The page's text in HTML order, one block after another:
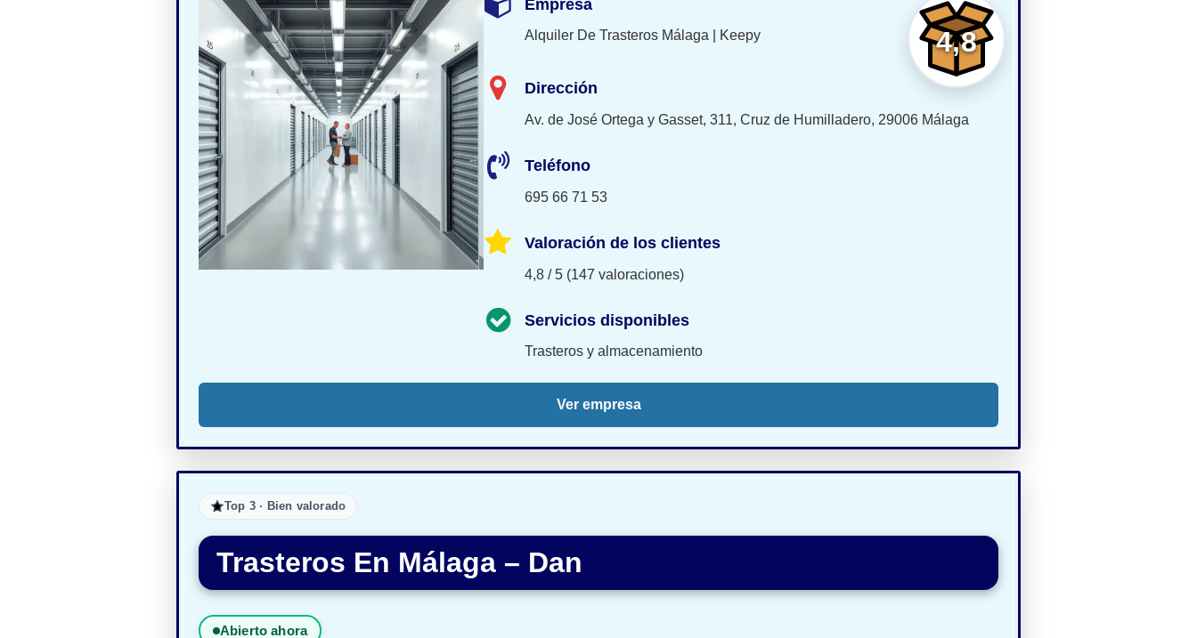
4,8
Empresa
Alquiler De Trasteros Málaga | Keepy
Dirección
Av. de José Ortega y Gasset, 311, Cruz de Humilladero, 29006 Málaga
Teléfono
695 66 71 53
Valoración de los clientes
4,8 / 5 (147 valoraciones)
Servicios disponibles
Trasteros y almacenamiento
Ver empresa
Top 3 · Bien valorado
Trasteros En Málaga – Dan
Abierto ahora